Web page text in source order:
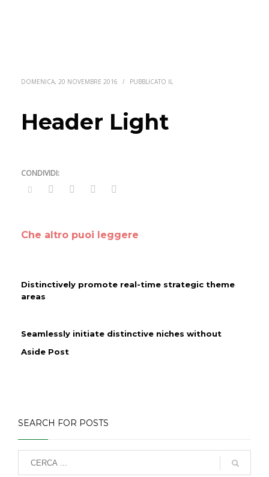
DOMENICA, 20 NOVEMBRE 2016 / PUBBLICATO IL
Header Light
Che altro puoi leggere
Distinctively promote real-time strategic theme
areas
Seamlessly initiate distinctive niches without
Aside Post
SEARCH FOR POSTS